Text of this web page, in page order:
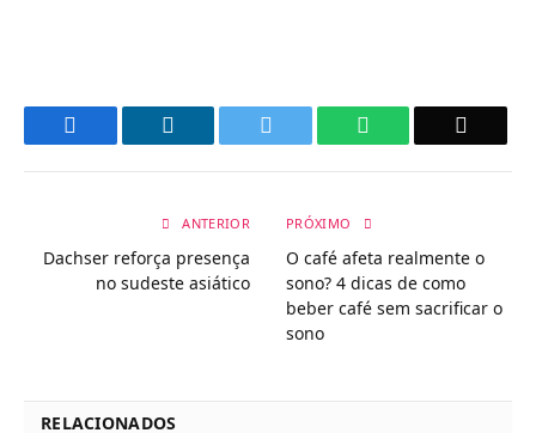
WhatsApp
ANTERIOR
Dachser reforça presença
no sudeste asiático
PRÓXIMO
O café afeta realmente o
sono? 4 dicas de como
beber café sem sacrificar o
sono
RELACIONADOS